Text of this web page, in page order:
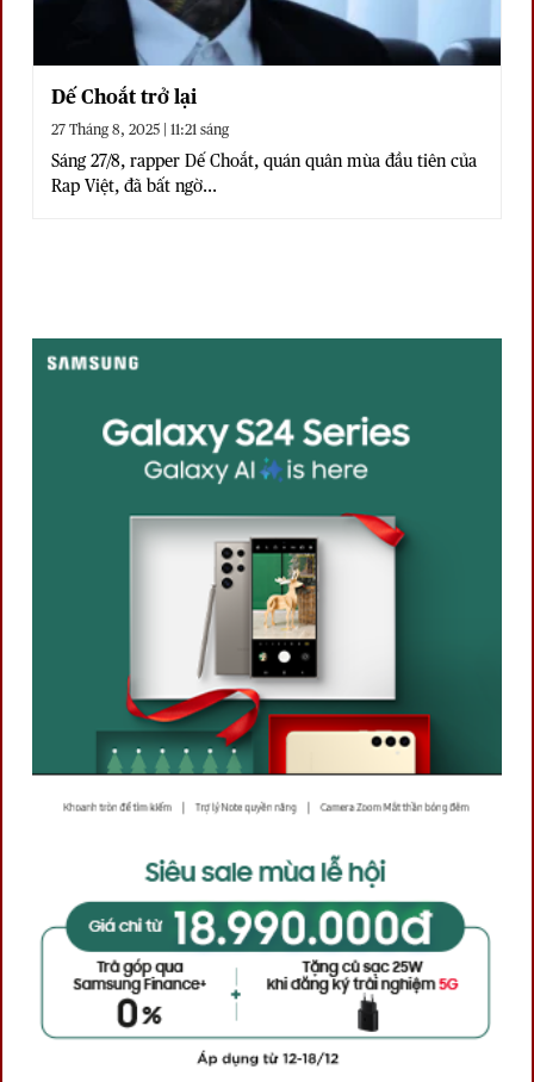
Dế Choắt trở lại
27 Tháng 8, 2025 | 11:21 sáng
Sáng 27/8, rapper Dế Choắt, quán quân mùa đầu tiên của
Rap Việt, đã bất ngờ...